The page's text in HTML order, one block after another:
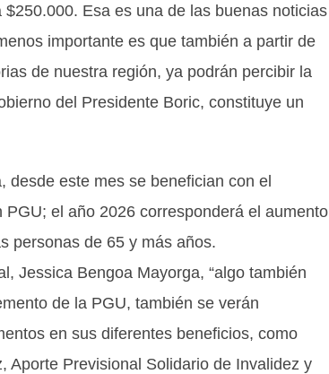
Esa es una de las buenas noticias
importante es que también a partir de
de nuestra región, ya podrán percibir la
del Presidente Boric, constituye un
desde este mes se benefician con el
el año 2026 corresponderá el aumento
personas de 65 y más años.
Jessica Bengoa Mayorga, “algo también
de la PGU, también se verán
en sus diferentes beneficios, como
Aporte Previsional Solidario de Invalidez y